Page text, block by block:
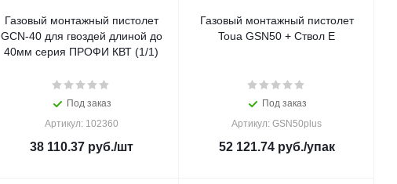
Газовый монтажный пистолет
GCN-40 для гвоздей длиной до
40мм серия ПРОФИ КВТ (1/1)
Под заказ
Артикул: 102360
38 110.37руб./шт
Газовый монтажный пистолет
Toua GSN50 + Ствол Е
Под заказ
Артикул: GSN50plus
52 121.74руб./упак